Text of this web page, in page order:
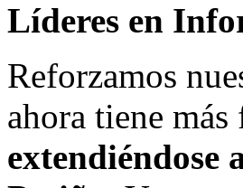
Líderes en
Reforzamos
ahora tiene más
extendiéndose